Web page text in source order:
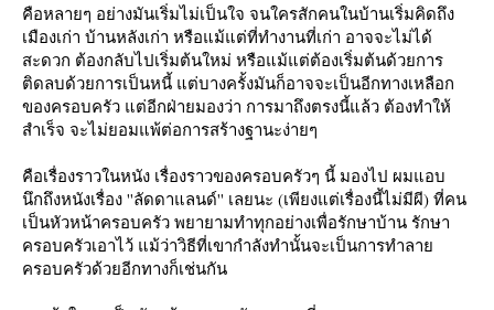
คือหลายๆ อย่างมันเริ่มไม่เป็นใจ จนใครสักคนในบ้านเริ่มคิดถึง
เมืองเก่า บ้านหลังเก่า หรือแม้แต่ที่ทำงานที่เก่า อาจจะไม่ได้
สะดวก ต้องกลับไปเริ่มต้นใหม่ หรือแม้แต่ต้องเริ่มต้นด้วยการ
ติดลบด้วยการเป็นหนี้ แต่บางครั้งมันก็อาจจะเป็นอีกทางเหลือก
ของครอบครัว แต่อีกฝ่ายมองว่า การมาถึงตรงนี้แล้ว ต้องทำให้
สำเร็จ จะไม่ยอมแพ้ต่อการสร้างฐานะง่ายๆ
คือเรื่องราวในหนัง เรื่องราวของครอบครัวๆ นี้ มองไป ผมแอบ
นึกถึงหนังเรื่อง ''ลัดดาแลนด์'' เลยนะ (เพียงแต่เรื่องนี้ไม่มีผี) ที่คน
เป็นหัวหน้าครอบครัว พยายามทำทุกอย่างเพื่อรักษาบ้าน รักษา
ครอบครัวเอาไว้ แม้ว่าวิธีที่เขากำลังทำนั้นจะเป็นการทำลา
ครอบครัวด้วยอีกทางก็เช่นกัน